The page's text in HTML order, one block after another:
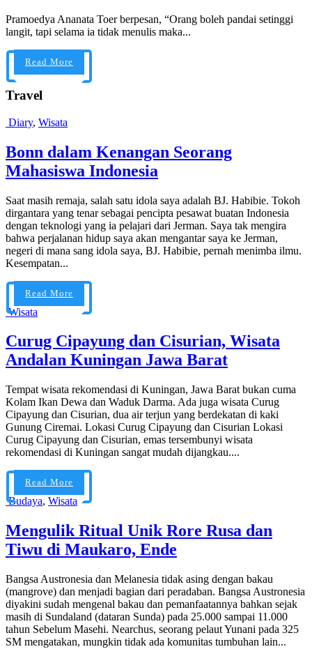
Pramoedya Ananata Toer berpesan, “Orang boleh pandai setinggi
langit, tapi selama ia tidak menulis maka...
Read More
Travel
Diary, Wisata
Bonn dalam Kenangan Seorang
Mahasiswa Indonesia
Saat masih remaja, salah satu idola saya adalah BJ. Habibie. Tokoh
dirgantara yang tenar sebagai pencipta pesawat buatan Indonesia
dengan teknologi yang ia pelajari dari Jerman. Saya tak mengira
bahwa perjalanan hidup saya akan mengantar saya ke Jerman,
negeri di mana sang idola saya, BJ. Habibie, pernah menimba ilmu.
Kesempatan...
Read More
Wisata
Curug Cipayung dan Cisurian, Wisata
Andalan Kuningan Jawa Barat
Tempat wisata rekomendasi di Kuningan, Jawa Barat bukan cuma
Kolam Ikan Dewa dan Waduk Darma. Ada juga wisata Curug
Cipayung dan Cisurian, dua air terjun yang berdekatan di kaki
Gunung Ciremai. Lokasi Curug Cipayung dan Cisurian Lokasi
Curug Cipayung dan Cisurian, emas tersembunyi wisata
rekomendasi di Kuningan sangat mudah dijangkau....
Read More
Budaya, Wisata
Mengulik Ritual Unik Rore Rusa dan
Tiwu di Maukaro, Ende
Bangsa Austronesia dan Melanesia tidak asing dengan bakau
(mangrove) dan menjadi bagian dari peradaban. Bangsa Austronesia
diyakini sudah mengenal bakau dan pemanfaatannya bahkan sejak
masih di Sundaland (dataran Sunda) pada 25.000 sampai 11.000
tahun Sebelum Masehi. Nearchus, seorang pelaut Yunani pada 325
SM mengatakan, mungkin tidak ada komunitas tumbuhan lain...